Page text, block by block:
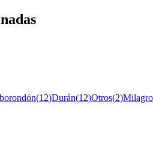
(12)Durán(12)Otros(2)Milagro